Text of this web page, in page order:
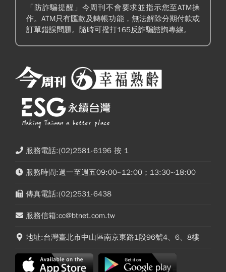
「防詐騙提醒」今周刊不會要求並指示您至ATM操
作。ATM只有匯款及轉帳功能，無法解除分期付款或
訂單錯誤問題。隨時可撥打165反詐騙諮詢專線。
服務電話:(02)2581-6196 按 1
服務時間:週一至週五09:00~12:00；13:30~18:00
傳真電話:(02)2531-6438
服務信箱:cc@btnet.com.tw
地址:台灣臺北市中山區南京東路1段96號4、6、8樓